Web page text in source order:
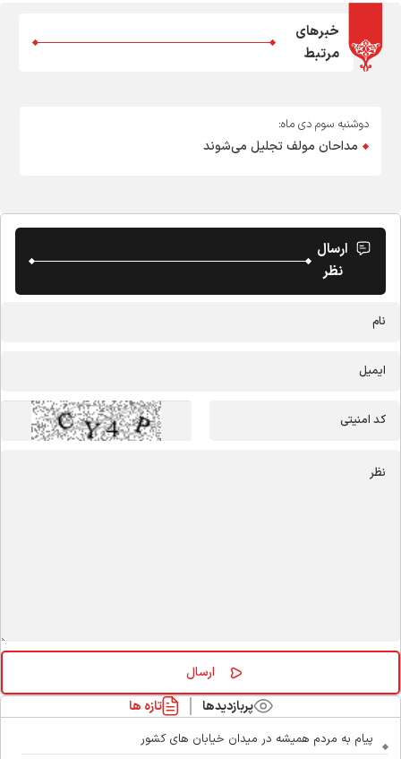
خبرهای
مرتبط
دوشنبه سوم دی ماه:
مداحان مولف تجلیل می‌شوند
ارسال
نظر
پربازدیدها تازه ها
پیام به مردم همیشه در میدان خیابان های کشور